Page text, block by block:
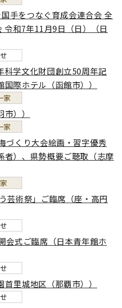
手をつなぐ育成会連合会 全
和7年11月9日（日）（日
科学文化財団創立50周年記
際ホテル（函館市））
家
））
家
づくり大会絵画・習字優秀
者）、県勢概要ご聴取（志摩
芸術祭」ご臨席（座・高円
会式ご臨席（日本青年館ホ
里城地区（那覇市））